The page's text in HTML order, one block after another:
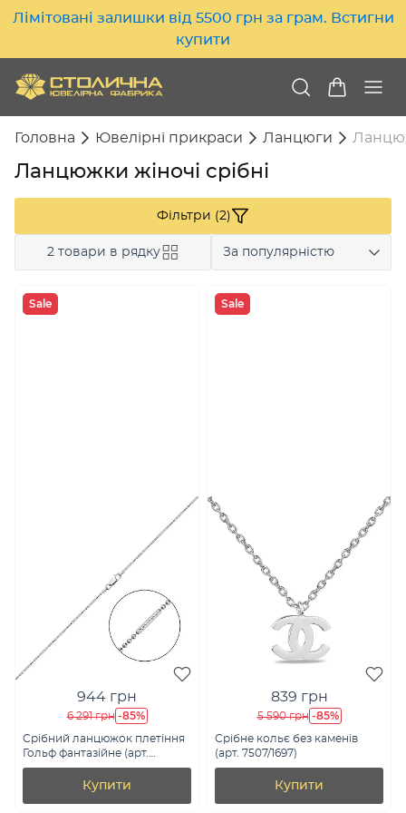
Лімітовані залишки від 5500 грн за грам. Встигни
купити
Головна Ювелірні прикраси Ланцюги
Ланцюжки жіночі срібні
Фільтри (2)
2 товари в рядку За популярністю
Sale
944 грн
6 291 грн -85%
Срібний ланцюжок плетіння
Гольф фантазійне (арт.
03019204а)
Купити
Sale
839 грн
5 590 грн -85%
Срібне кольє без каменів
(арт. 7507/1697)
Купити